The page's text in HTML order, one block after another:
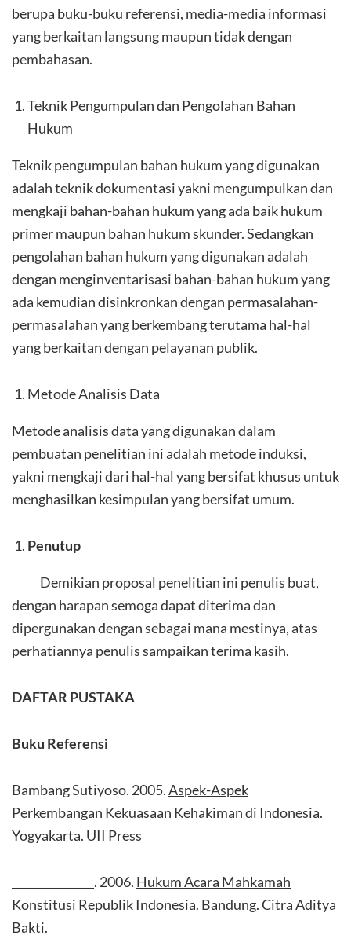
berupa buku-buku referensi, media-media informasi
yang berkaitan langsung maupun tidak dengan
pembahasan.
Teknik Pengumpulan dan Pengolahan Bahan
Hukum
Teknik pengumpulan bahan hukum yang digunakan
adalah teknik dokumentasi yakni mengumpulkan dan
mengkaji bahan-bahan hukum yang ada baik hukum
primer maupun bahan hukum skunder. Sedangkan
pengolahan bahan hukum yang digunakan adalah
dengan menginventarisasi bahan-bahan hukum yang
ada kemudian disinkronkan dengan permasalahan-
permasalahan yang berkembang terutama hal-hal
yang berkaitan dengan pelayanan publik.
Metode Analisis Data
Metode analisis data yang digunakan dalam
pembuatan penelitian ini adalah metode induksi,
yakni mengkaji dari hal-hal yang bersifat khusus untuk
menghasilkan kesimpulan yang bersifat umum.
Penutup
Demikian proposal penelitian ini penulis buat,
dengan harapan semoga dapat diterima dan
dipergunakan dengan sebagai mana mestinya, atas
perhatiannya penulis sampaikan terima kasih.
DAFTAR PUSTAKA
Buku Referensi
Bambang Sutiyoso. 2005.Aspek-Aspek
Perkembangan Kekuasaan Kehakiman di Indonesia.
Yogyakarta. UII Press
_______________. 2006. Hukum Acara Mahkamah
Konstitusi Republik Indonesia. Bandung. Citra Aditya
Bakti.